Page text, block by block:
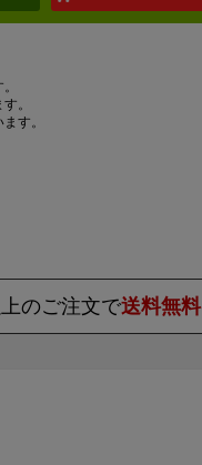
。
す。
のご注文で送料無料